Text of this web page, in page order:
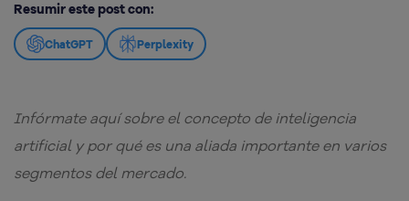
Resumir este post con:
ChatGPT Perplexity
Infórmate aquí sobre el concepto de inteligencia
artificial y por qué es una aliada importante en varios
segmentos del mercado.